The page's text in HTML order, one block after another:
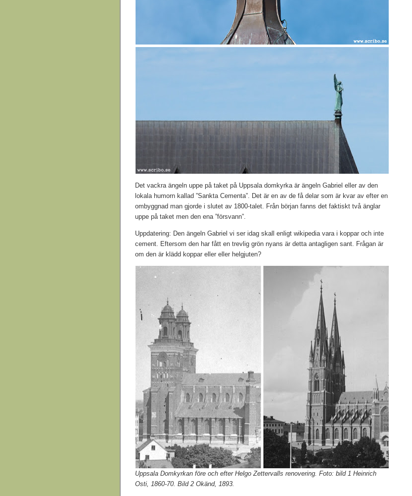
Det vackra ängeln uppe på taket på Uppsala domkyrka är ängeln Gabriel eller av den
lokala humorn kallad ”Sankta Cementa”. Det är en av de få delar som är kvar av efter en
ombyggnad man gjorde i slutet av 1800-talet. Från början fanns det faktiskt två änglar
uppe på taket men den ena ”försvann”.
Uppdatering: Den ängeln Gabriel vi ser idag skall enligt wikipedia vara i koppar och inte
cement. Eftersom den har fått en trevlig grön nyans är detta antagligen sant. Frågan är
om den är klädd koppar eller eller helgjuten?
Uppsala Domkyrkan före och efter Helgo Zettervalls renovering. Foto: bild 1 Heinrich
Osti, 1860-70. Bild 2 Okänd, 1893.